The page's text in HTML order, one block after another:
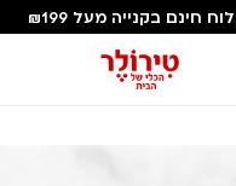
חינם בקנייה מעל ₪199
Stock Alert 2025/02/11